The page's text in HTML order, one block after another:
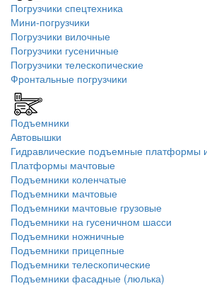
Погрузчики спецтехника
Мини-погрузчики
Погрузчики вилочные
Погрузчики гусеничные
Погрузчики телескопические
Фронтальные погрузчики
Подъемники
Автовышки
Гидравлические подъемные платформы
Платформы мачтовые
Подъемники коленчатые
Подъемники мачтовые
Подъемники мачтовые грузовые
Подъемники на гусеничном шасси
Подъемники ножничные
Подъемники прицепные
Подъемники телескопические
Подъемники фасадные (люлька)